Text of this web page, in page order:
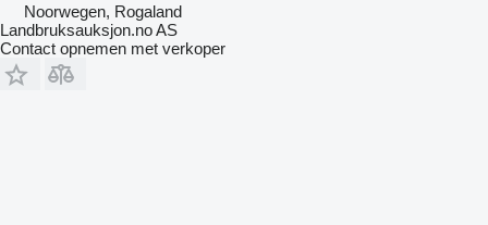
Noorwegen, Rogaland
Landbruksauksjon.no AS
Contact opnemen met verkoper